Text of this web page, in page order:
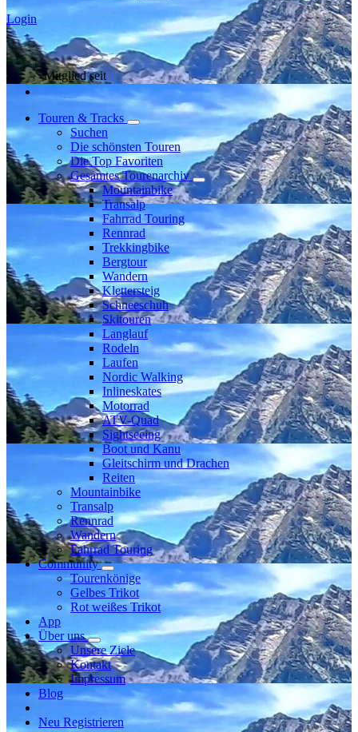
Login
Mitglied seit
Touren & Tracks
Suchen
Die schönsten Touren
Die Top Favoriten
Gesamtes Tourenarchiv
Mountainbike
Transalp
Fahrrad Touring
Rennrad
Trekkingbike
Bergtour
Wandern
Klettersteig
Schneeschuh
Skitouren
Langlauf
Rodeln
Laufen
Nordic Walking
Inlineskates
Motorrad
ATV-Quad
Sightseeing
Boot und Kanu
Gleitschirm und Drachen
Reiten
Mountainbike
Transalp
Rennrad
Wandern
Fahrrad Touring
Community
Tourenkönige
Gelbes Trikot
Rot weißes Trikot
App
Über uns
Unsere Ziele
Kontakt
Impressum
Blog
Neu Registrieren